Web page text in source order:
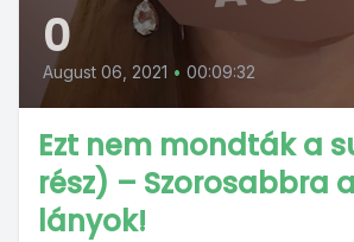
0
August 06, 2021 • 00:09:32
Ezt nem mondták a
rész) – Szorosabbra
lányok!